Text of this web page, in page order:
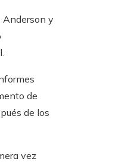
Anderson y
de
de los
vez